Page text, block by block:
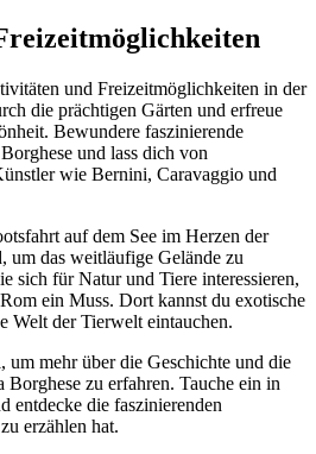
und Freizeitmöglichkeiten in der
die prächtigen Gärten und erfreue
Bewundere faszinierende
und lass dich von
wie Bernini, Caravaggio und
auf dem See im Herzen der
um das weitläufige Gelände zu
sich für Natur und Tiere interessieren,
ein Muss. Dort kannst du exotische
Welt der Tierwelt eintauchen.
mehr über die Geschichte und die
zu erfahren. Tauche ein in
entdecke die faszinierenden
erzählen hat.